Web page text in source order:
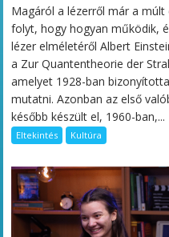
Magáról a lézerről már a
folyt, hogy hogyan működik,
lézer elméletéről Albert
a Zur Quantentheorie der
amelyet 1928-ban
mutatni. Azonban az első
később készült el, 1960-ban,...
Eltekintés Kultúra